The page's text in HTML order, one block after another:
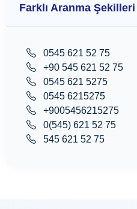
Farklı Aranma Şekilleri
0545 621 52 75
+90 545 621 52 75
0545 621 5275
0545 6215275
+9005456215275
0(545) 621 52 75
545 621 52 75